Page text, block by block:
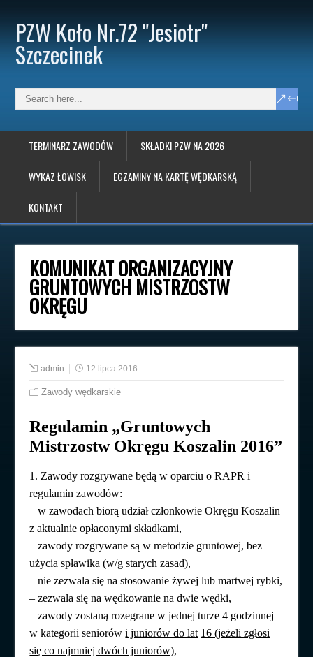
PZW Koło Nr.72 "Jesiotr"
Szczecinek
TERMINARZ ZAWODÓW SKŁADKI PZW NA 2026
WYKAZ ŁOWISK EGZAMINY NA KARTĘ WĘDKARSKĄ
KONTAKT
KOMUNIKAT ORGANIZACYJNY
GRUNTOWYCH MISTRZOSTW
OKRĘGU
admin 12 lipca 2016
Zawody wędkarskie
Regulamin „Gruntowych
Mistrzostw Okręgu Koszalin 2016”
1. Zawody rozgrywane będą w oparciu o RAPR i
regulamin zawodów:
– w zawodach biorą udział członkowie Okręgu Koszalin
z aktualnie opłaconymi składkami,
– zawody rozgrywane są w metodzie gruntowej, bez
użycia spławika (w/g starych zasad),
– nie zezwala się na stosowanie żywej lub martwej rybki,
– zezwala się na wędkowanie na dwie wędki,
– zawody zostaną rozegrane w jednej turze 4 godzinnej
w kategorii seniorówi juniorów do lat 16 (jeżeli zgłosi
się co najmniej dwóch juniorów),